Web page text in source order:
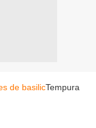
Tempura